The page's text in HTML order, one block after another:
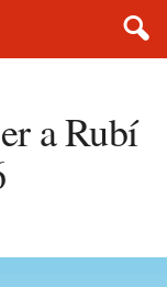
a Rubí